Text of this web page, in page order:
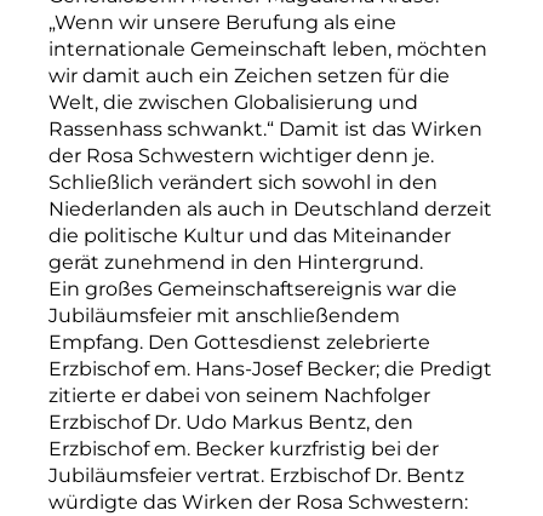
„Wenn wir unsere Berufung als eine
internationale Gemeinschaft leben, möchten
wir damit auch ein Zeichen setzen für die
Welt, die zwischen Globalisierung und
Rassenhass schwankt.“ Damit ist das Wirken
der Rosa Schwestern wichtiger denn je.
Schließlich verändert sich sowohl in den
Niederlanden als auch in Deutschland derzeit
die politische Kultur und das Miteinander
gerät zunehmend in den Hintergrund.
Ein großes Gemeinschaftsereignis war die
Jubiläumsfeier mit anschließendem
Empfang. Den Gottesdienst zelebrierte
Erzbischof em. Hans-Josef Becker; die Predigt
zitierte er dabei von seinem Nachfolger
Erzbischof Dr. Udo Markus Bentz, den
Erzbischof em. Becker kurzfristig bei der
Jubiläumsfeier vertrat. Erzbischof Dr. Bentz
würdigte das Wirken der Rosa Schwestern: